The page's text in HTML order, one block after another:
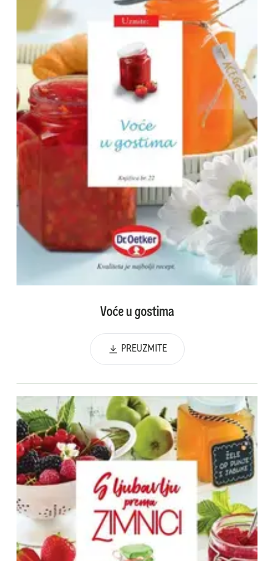
Voće u gostima
PREUZMITE